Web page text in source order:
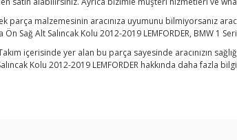
parça malzemesinin aracınıza uyumunu bilmiyorsanız
Ön Sağ Alt Salıncak Kolu 2012-2019 LEMFORDER, BMW
içerisinde yer alan bu parça sayesinde aracınızın
Kolu 2012-2019 LEMFORDER hakkında daha